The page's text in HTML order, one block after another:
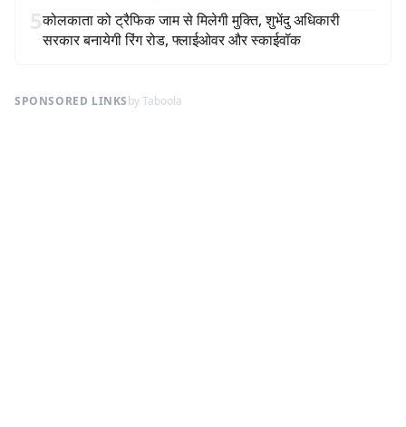
5कोलकाता को ट्रैफिक जाम से मिलेगी मुक्ति, शुभेंदु अधिकारी
सरकार बनायेगी रिंग रोड, फ्लाईओवर और स्काईवॉक
SPONSORED LINKSby Taboola